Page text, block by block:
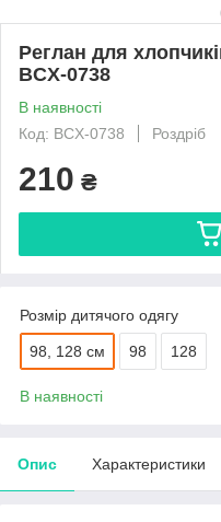
Реглан для
BCX-0738
В наявності
Код: BCX-0738
Роздріб
210 ₴
Розмір дитячого одягу
98, 128 см 98 128
В наявності
Опис Характеристики